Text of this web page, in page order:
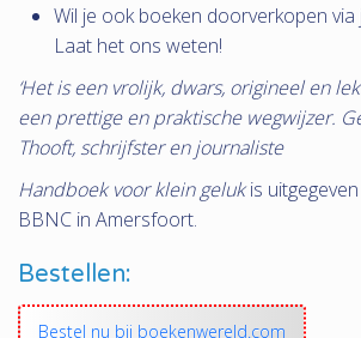
Wil je ook boeken doorverkopen via
Laat het ons weten!
‘Het is een vrolijk, dwars, origineel en
een prettige en praktische wegwijzer.
Thooft, schrijfster en journaliste
Handboek voor klein gelukis
BBNC in Amersfoort.
Bestellen:
Bestel nu bij boekenwereld.com